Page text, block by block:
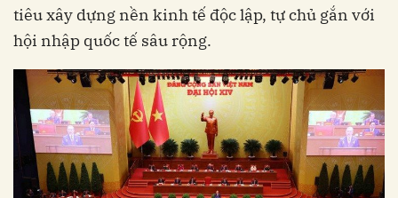
tiêu xây dựng nền kinh tế độc lập, tự chủ gắn với
hội nhập quốc tế sâu rộng.